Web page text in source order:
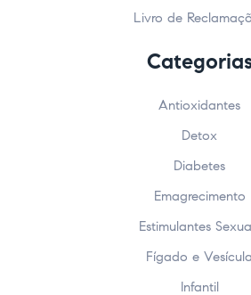
Livro de
Antioxidantes
Detox
Diabetes
Emagrecimento
Estimulantes
Fígado e Vesícula
Infantil